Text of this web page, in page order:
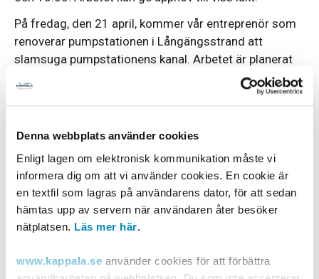
Denna webbplats använder cookies
Enligt lagen om elektronisk kommunikation måste vi
informera dig om att vi använder cookies. En cookie är
en textfil som lagras på användarens dator, för att sedan
hämtas upp av servern när användaren åter besöker
nätplatsen. Läs mer här.
www.kappala.se använder cookies för att förbättra
På fredag, den 21 april, kommer vår entreprenör som
renoverar pumpstationen i Långängsstrand att
slamsuga pumpstationens kanal. Arbetet är planerat
att pågå mellan klockan 07.00 och 15.00. Under
fortsätta även på måndagen den 24 april mellan
klockan 07.00 och 16.00. Vi beklagar förseningen
som beror på att läckage har upptäckts i kanalen.
Slamsugningen av kanalen underlättar fortsatt
betongarbete eftersom kanalen blir torrlagd.
renoveringsarbetet av vår anläggning i